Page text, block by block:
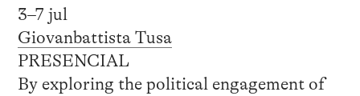
3–7 jul
Giovanbattista Tusa
PRESENCIAL
By exploring the political engagement of